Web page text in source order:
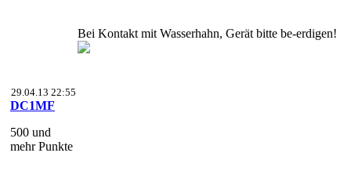
Bei Kontakt mit Wasserhahn, Gerät bitte be-erdigen!
29.04.13 22:55
DC1MF
500 und
mehr Punkte